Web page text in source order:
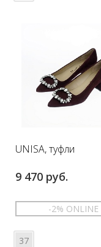
UNISA, туфли
9 470 руб.
-2% ONLINE
37